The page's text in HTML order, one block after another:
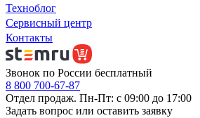
Техноблог
Сервисный центр
Контакты
Звонок по России бесплатный
8 800 700-67-87
Отдел продаж. Пн-Пт: с 09:00 до 17:00
Задать вопрос или оставить заявку